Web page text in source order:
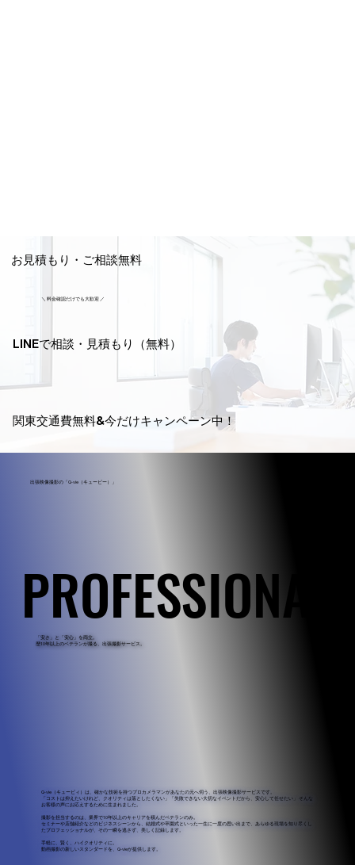
出張映像撮影の「Q-vie（キュービー）」
「安さ」と「安心」を両立。
歴10年以上のベテランが撮る、出張撮影サービス。
Q-vie（キュービィ）は、確かな技術を持つプロカメラマンがあなたの元へ伺う、出張映像撮影サービスです。
「コストは抑えたいけれど、クオリティは落としたくない」「失敗できない大切なイベントだから、安心して任せたい」 そんな
お客様の声にお応えするために生まれました。
撮影を担当するのは、業界で10年以上のキャリアを積んだベテランのみ。
セミナーや店舗紹介などのビジネスシーンから、結婚式や卒園式といった一生に一度の思い出まで、あらゆる現場を知り尽くし
たプロフェッショナルが、その一瞬を逃さず、美しく記録します。
手軽に、賢く、ハイクオリティに。
動画撮影の新しいスタンダードを、Q-vieが提供します。
PROFESSIONAL
PROFESSIONAL
お見積もり・ご相談無料
LINEで相談・見積もり（無料）
＼ 料金確認だけでも大歓迎 ／
関東交通費無料&今だけキャンペーン中！